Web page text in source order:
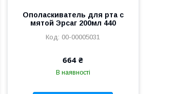
Ополаскиватель для рта с
мятой Эрсаг 200мл 440
00-00005031
664 ₴
В наявності